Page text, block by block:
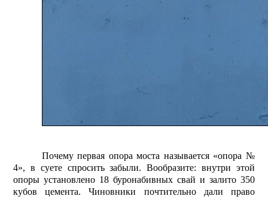
Почему первая опора моста называется «опора №
4», в суете спросить забыли. Вообразите: внутри этой
опоры установлено 18 буронабивных свай и залито 350
кубов цемента. Чиновники почтительно дали право